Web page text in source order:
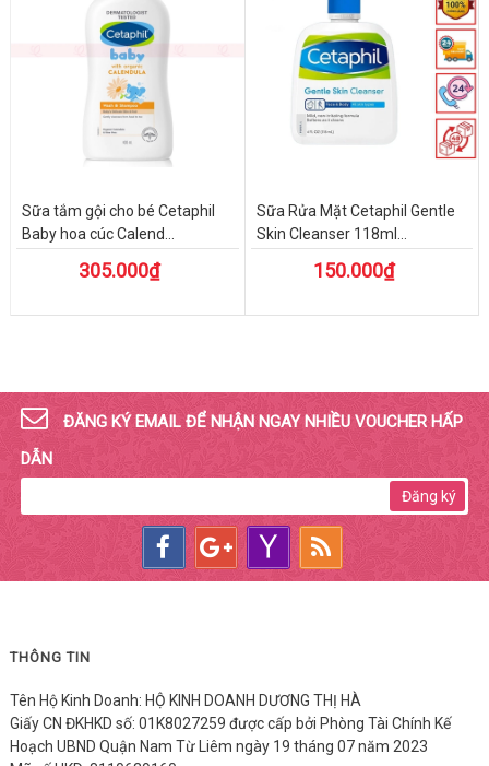
Sữa tắm gội cho bé Cetaphil
Baby hoa cúc Calend...
305.000₫
Sữa Rửa Mặt Cetaphil Gentle
Skin Cleanser 118ml...
150.000₫
ĐĂNG KÝ EMAIL ĐỂ NHẬN NGAY NHIỀU VOUCHER HẤP
DẪN
Đăng ký
THÔNG TIN
Tên Hộ Kinh Doanh: HỘ KINH DOANH DƯƠNG THỊ HÀ
Giấy CN ĐKHKD số: 01K8027259 được cấp bởi Phòng Tài Chính Kế
Hoạch UBND Quận Nam Từ Liêm ngày 19 tháng 07 năm 2023